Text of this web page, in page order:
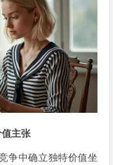
主张
争中确立独特价值坐